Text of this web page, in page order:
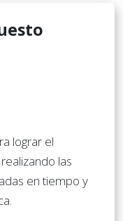
lograr el
las
en tiempo y